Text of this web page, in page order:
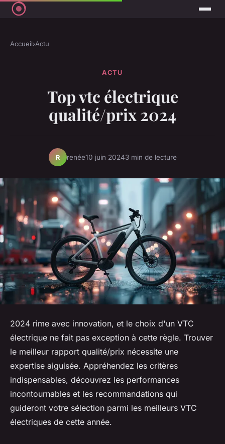
Accueil›Actu
ACTU
Top vtc électrique
qualité/prix 2024
R renée10 juin 20243 min de lecture
2024 rime avec innovation, et le choix d'un VTC
électrique ne fait pas exception à cette règle. Trouver
le meilleur rapport qualité/prix nécessite une
expertise aiguisée. Appréhendez les critères
indispensables, découvrez les performances
incontournables et les recommandations qui
guideront votre sélection parmi les meilleurs VTC
électriques de cette année.